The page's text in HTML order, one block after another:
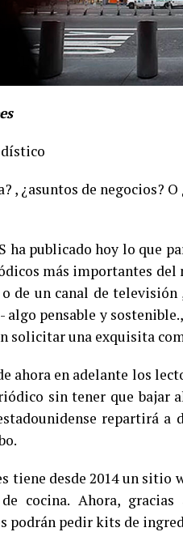
, ¿asuntos de negocios?
ha publicado hoy lo que
más importantes del
de un canal de
algo pensable y
solicitar una exquisita
ahora en adelante los
sin tener que bajar
repartirá
tiene desde 2014 un sitio
cocina. Ahora,
podrán pedir kits de